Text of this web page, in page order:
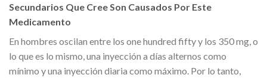
Secundarios Que Cree Son Causados Por Este
Medicamento
En hombres oscilan entre los one hundred fifty y los 350 mg, o
lo que es lo mismo, una inyección a días alternos como
mínimo y una inyección diaria como máximo. Por lo tanto,